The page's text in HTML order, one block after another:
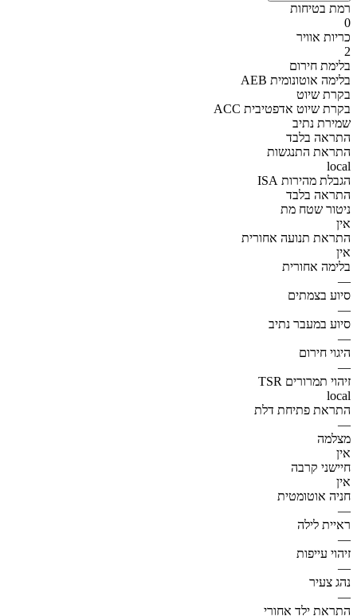
רמת בטיחות
0
כריות אוויר
2
בלימת חירום
AEB בלימה אוטונומית
בקרת שיוט
ACC בקרת שיוט אדפטיבית
שמירת נתיב
התראה בלבד
התראת התנגשות
local
הגבלת מהירות ISA
התראה בלבד
ניטור שטח מת
אין
התראת תנועה אחורית
אין
בלימה אחורית
—
סיוע בצמתים
—
סיוע במעבר נתיב
—
היגוי חירום
—
זיהוי תמרורים TSR
local
התראת פתיחת דלת
—
מצלמה
אין
חיישני קרבה
אין
חניה אוטומטית
—
ראיית לילה
—
זיהוי עייפות
—
נהג צעיר
—
התראת ילד אחורי